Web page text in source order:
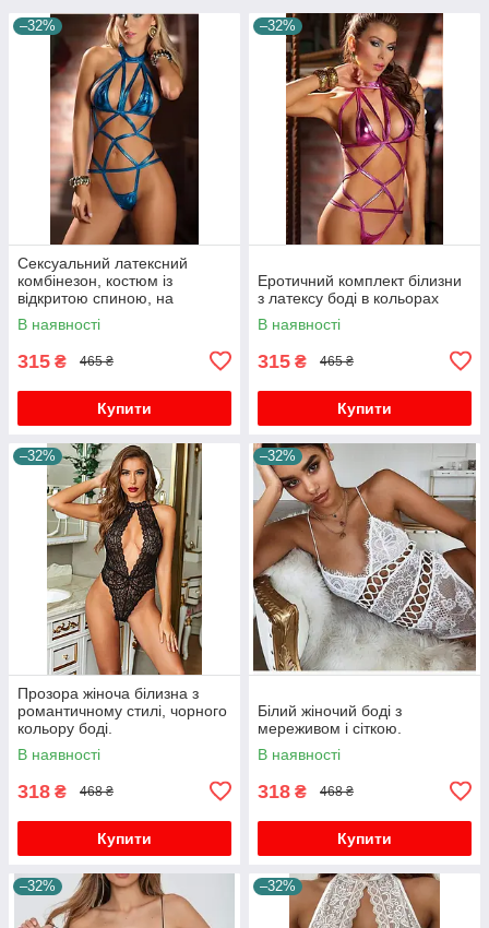
–32%
Сексуальний латексний
комбінезон, костюм із
відкритою спиною, на
бретельках
В наявності
315 ₴ 465 ₴
Купити
–32%
Еротичний комплект білизни
з латексу боді в кольорах
В наявності
315 ₴ 465 ₴
Купити
–32%
Прозора жіноча білизна з
романтичному стилі, чорного
кольору боді.
В наявності
318 ₴ 468 ₴
Купити
–32%
Білий жіночий боді з
мереживом і сіткою.
В наявності
318 ₴ 468 ₴
Купити
–32% –32%